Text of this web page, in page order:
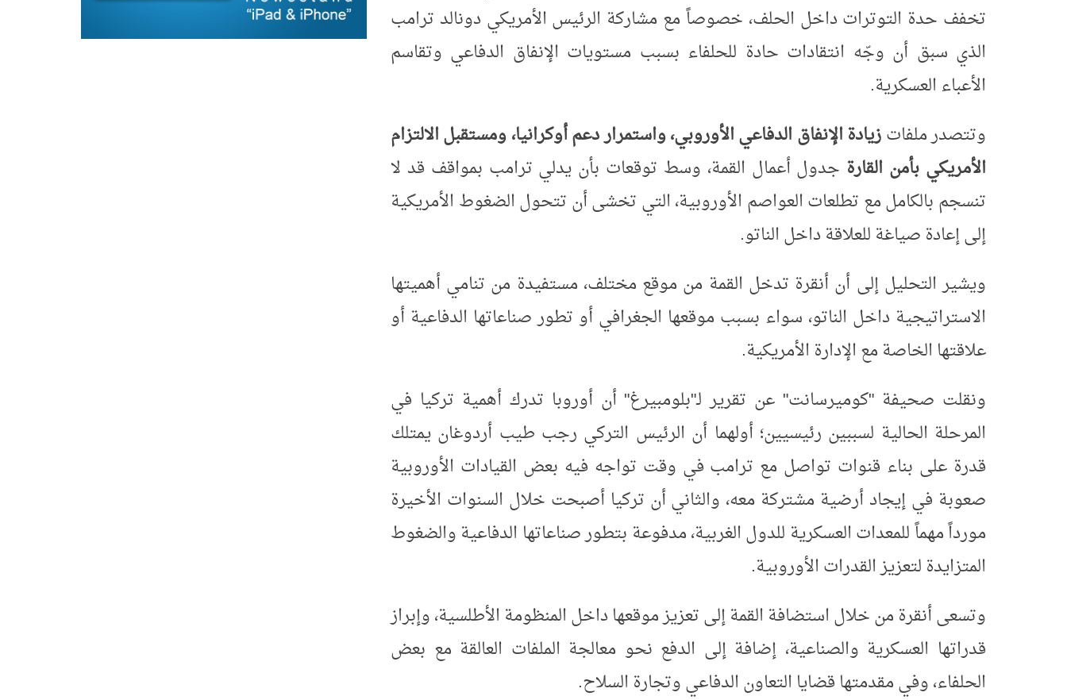
تخفف حدة التوترات داخل الحلف، خصوصاً مع مشاركة الرئيس الأمريكي دونالد ترامب
الذي سبق أن وجّه انتقادات حادة للحلفاء بسبب مستويات الإنفاق الدفاعي وتقاسم
الأعباء العسكرية.
وتتصدر ملفاتزيادة الإنفاق الدفاعي الأوروبي، واستمرار دعم أوكرانيا، ومستقبل الالتزام
الأمريكي بأمن القارة جدول أعمال القمة، وسط توقعات بأن يدلي ترامب بمواقف قد لا
تنسجم بالكامل مع تطلعات العواصم الأوروبية، التي تخشى أن تتحول الضغوط الأمريكية
إلى إعادة صياغة للعلاقة داخل الناتو.
ويشير التحليل إلى أن أنقرة تدخل القمة من موقع مختلف، مستفيدة من تنامي أهميتها
الاستراتيجية داخل الناتو، سواء بسبب موقعها الجغرافي أو تطور صناعاتها الدفاعية أو
علاقتها الخاصة مع الإدارة الأمريكية.
ونقلت صحيفة "كوميرسانت" عن تقرير لـ"بلومبيرغ" أن أوروبا تدرك أهمية تركيا في
المرحلة الحالية لسببين رئيسيين؛ أولهما أن الرئيس التركي رجب طيب أردوغان يمتلك
قدرة على بناء قنوات تواصل مع ترامب في وقت تواجه فيه بعض القيادات الأوروبية
صعوبة في إيجاد أرضية مشتركة معه، والثاني أن تركيا أصبحت خلال السنوات الأخيرة
مورداً مهماً للمعدات العسكرية للدول الغربية، مدفوعة بتطور صناعاتها الدفاعية والضغوط
المتزايدة لتعزيز القدرات الأوروبية.
وتسعى أنقرة من خلال استضافة القمة إلى تعزيز موقعها داخل المنظومة الأطلسية، وإبراز
قدراتها العسكرية والصناعية، إضافة إلى الدفع نحو معالجة الملفات العالقة مع بعض
الحلفاء، وفي مقدمتها قضايا التعاون الدفاعي وتجارة السلاح.